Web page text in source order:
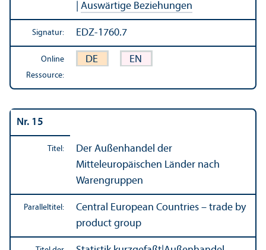
Auswärtige Beziehungen
Signatur: EDZ-1760.7
Online
Ressource:
DE EN
Nr. 15
Titel:
Der Außen­handel der
Mitteleuropäischen Länder nach
Waren­gruppen
Paralleltitel:
Central European Countries – trade by
product group